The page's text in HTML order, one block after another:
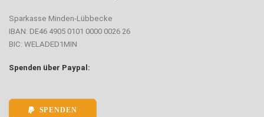
Sparkasse Minden-Lübbecke
IBAN: DE46 4905 0101 0000 0026 26
BIC: WELADED1MIN
Spenden über Paypal:
SPENDEN